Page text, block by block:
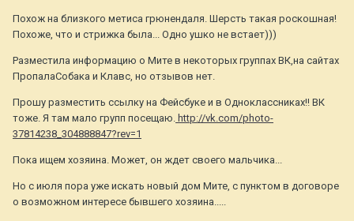
Похож на близкого метиса грюнендаля. Шерсть такая роскошная!
Похоже, что и стрижка была... Одно ушко не встает)))
Разместила информацию о Мите в некоторых группах ВК,на сайтах
ПропалаСобака и Клавс, но отзывов нет.
Прошу разместить ссылку на Фейсбуке и в Одноклассниках!! ВК
тоже. Я там мало групп посещаю. http://vk.com/photo-
37814238_304888847?rev=1
Пока ищем хозяина. Может, он ждет своего мальчика...
Но с июля пора уже искать новый дом Мите, с пунктом в договоре
о возможном интересе бывшего хозяина.....